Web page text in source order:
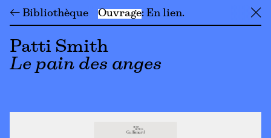
← Bibliothèque Ouvrage En lien ╳
Patti Smith
Le pain des anges